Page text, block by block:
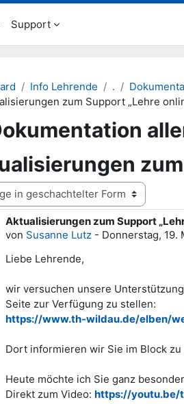
Support
Info Lehrende .
zum Support „Lehre
Aktualisierungen zum Support
von Susanne Lutz - Donnerstag, 19.
Anzahl Antworten: 0
Liebe Lehrende,
wir versuchen unsere
Seite zur Verfügung zu stellen:
https://www.th-wildau.de/elben/
Dort informieren wir Sie im Block
Heute möchte ich Sie ganz
Direkt zum Video: https://youtu.be/